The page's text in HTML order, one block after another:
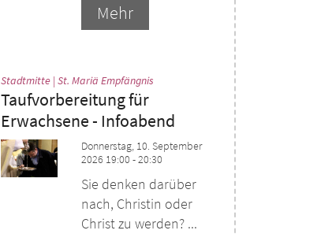
Mehr
Stadtmitte | St. Mariä Empfängnis
Taufvorbereitung für
Erwachsene - Infoabend
Donnerstag, 10. September
2026 19:00 - 20:30
Sie denken darüber
nach, Christin oder
Christ zu werden? ...